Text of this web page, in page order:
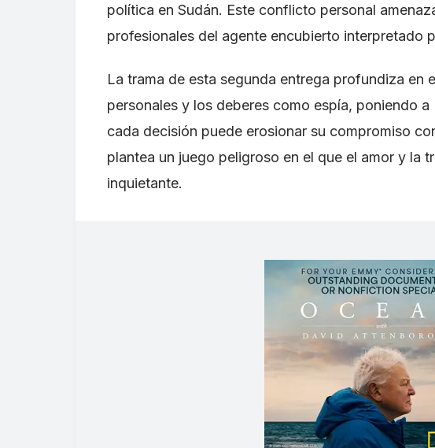
política en Sudán. Este conflicto personal
profesionales del agente encubierto interpretado
La trama de esta segunda entrega profundiza en
personales y los deberes como espía, poniendo
cada decisión puede erosionar su compromiso
plantea un juego peligroso en el que el amor y la
inquietante.